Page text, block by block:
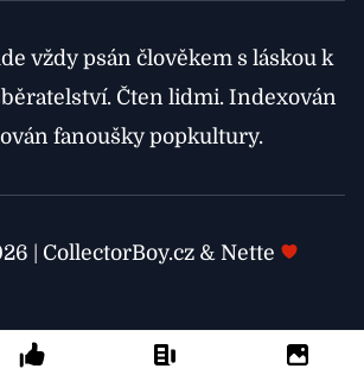
vždy psán člověkem s láskou k
Čten lidmi. Indexován
fanoušky popkultury.
| CollectorBoy.cz & Nette